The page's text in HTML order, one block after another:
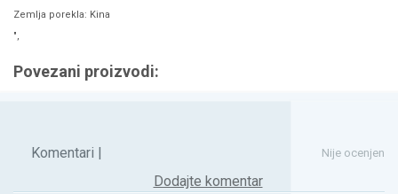
Zemlja porekla: Kina
",
Povezani proizvodi:
Nije ocenjen
Komentari |
Dodajte komentar